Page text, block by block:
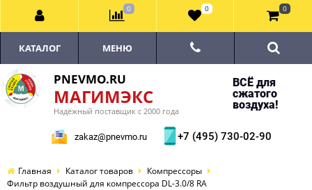
PNEVMO.RU
МАГИМЭКС
Надёжный поставщик с 2000 года
ВСЁ для
сжатого
воздуха!
zakaz@pnevmo.ru +7 (495) 730-02-90
КАТАЛОГ МЕНЮ
Главная Каталог товаров
Компрессоры
Фильтр воздушный для компрессора DL-3.0/8 RA
0 0 0